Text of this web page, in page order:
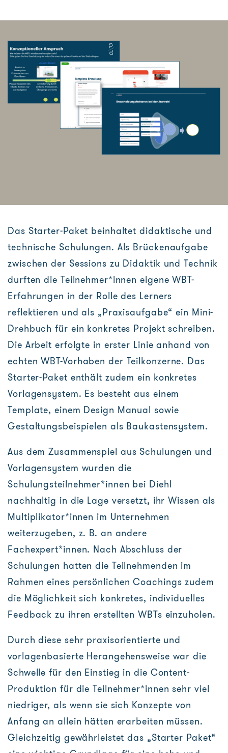
Das Starter-Paket beinhaltet didaktische und
technische Schulungen. Als Brückenaufgabe
zwischen der Sessions zu Didaktik und Technik
durften die Teilnehmer*innen eigene WBT-
Erfahrungen in der Rolle des Lerners
reflektieren und als „Praxisaufgabe“ ein Mini-
Drehbuch für ein konkretes Projekt schreiben.
Die Arbeit erfolgte in erster Linie anhand von
echten WBT-Vorhaben der Teilkonzerne. Das
Starter-Paket enthält zudem ein konkretes
Vorlagensystem. Es besteht aus einem
Template, einem Design Manual sowie
Gestaltungsbeispielen als Baukastensystem.
Aus dem Zusammenspiel aus Schulungen und
Vorlagensystem wurden die
Schulungsteilnehmer*innen bei Diehl
nachhaltig in die Lage versetzt, ihr Wissen als
Multiplikator*innen im Unternehmen
weiterzugeben, z. B. an andere
Fachexpert*innen. Nach Abschluss der
Schulungen hatten die Teilnehmenden im
Rahmen eines persönlichen Coachings zudem
die Möglichkeit sich konkretes, individuelles
Feedback zu ihren erstellten WBTs einzuholen.
Durch diese sehr praxisorientierte und
vorlagenbasierte Herangehensweise war die
Schwelle für den Einstieg in die Content-
Produktion für die Teilnehmer*innen sehr viel
niedriger, als wenn sie sich Konzepte von
Anfang an allein hätten erarbeiten müssen.
Gleichzeitig gewährleistet das „Starter Paket“